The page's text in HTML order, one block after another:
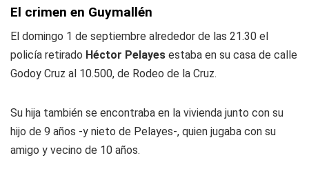
El crimen en Guymallén
El domingo 1 de septiembre alrededor de las 21.30 el
policía retirado Héctor Pelayes estaba en su casa de calle
Godoy Cruz al 10.500, de Rodeo de la Cruz.
Su hija también se encontraba en la vivienda junto con su
hijo de 9 años -y nieto de Pelayes-, quien jugaba con su
amigo y vecino de 10 años.